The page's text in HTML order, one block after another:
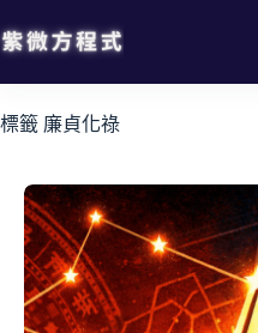
標籤 廉貞化祿